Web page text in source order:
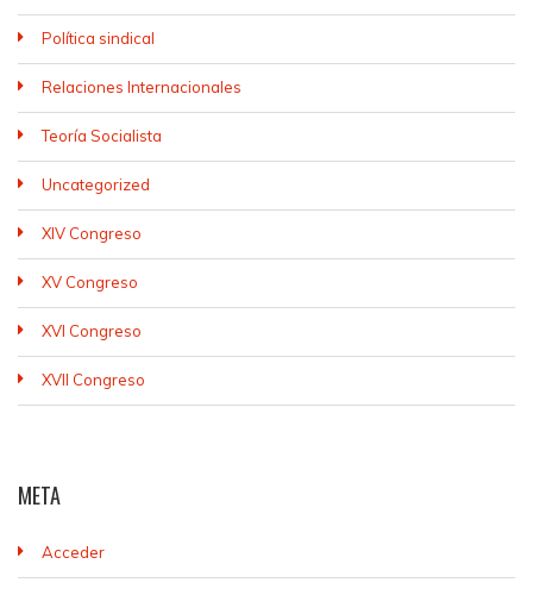
Política sindical
Relaciones Internacionales
Teoría Socialista
Uncategorized
XIV Congreso
XV Congreso
XVI Congreso
XVII Congreso
META
Acceder